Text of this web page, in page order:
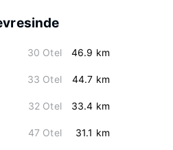
30 Otel 46.9 km
33 Otel 44.7 km
32 Otel 33.4 km
47 Otel 31.1 km